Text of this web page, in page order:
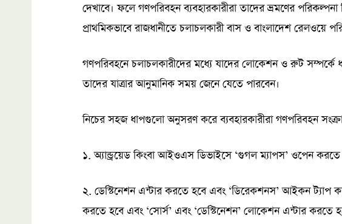
দেখাবে। ফলে গণপরিবহন ব্যবহারকারীরা তাদের ভ্রমণের
প্রাথমিকভাবে রাজধানীতে চলাচলকারী বাস ও বাংলাদেশ রেলওয়ে
গণপরিবহনে চলাচলকারীদের মধ্যে যাদের লোকেশন ও রুট সম্পর্কে
তাদের যাত্রার আনুমানিক সময় জেনে যেতে পারবেন।
নিচের সহজ ধাপগুলো অনুসরণ করে ব্যবহারকারীরা গণপরিবহন
১. অ্যান্ড্রয়েড কিংবা আইওএস ডিভাইসে ‘গুগল ম্যাপস’ ওপেন করতে
২. ডেস্টিনেশন এন্টার করতে হবে এবং ‘ডিরেকশনস’ আইকন ট্যাপ
করতে হবে এবং ‘সোর্স’ এবং ‘ডেস্টিনেশন’ লোকেশন এন্টার করতে